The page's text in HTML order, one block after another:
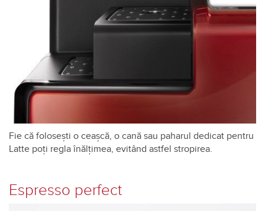
Fie că foloseşti o ceaşcă, o cană sau paharul dedicat pentru
Latte poți regla înălțimea, evitând astfel stropirea.
Espresso perfect